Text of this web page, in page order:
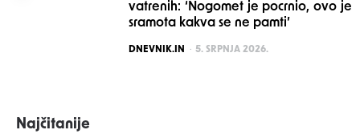
vatrenih: ‘Nogomet je pocrnio, ovo je
sramota kakva se ne pamti’
POSTED
DNEVNIK.IN 5. SRPNJA 2026.
Najčitanije